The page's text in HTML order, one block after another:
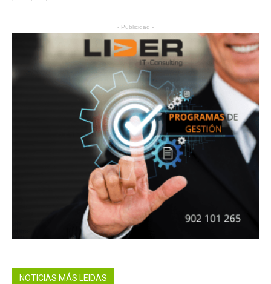
- Publicidad -
NOTICIAS MÁS LEIDAS